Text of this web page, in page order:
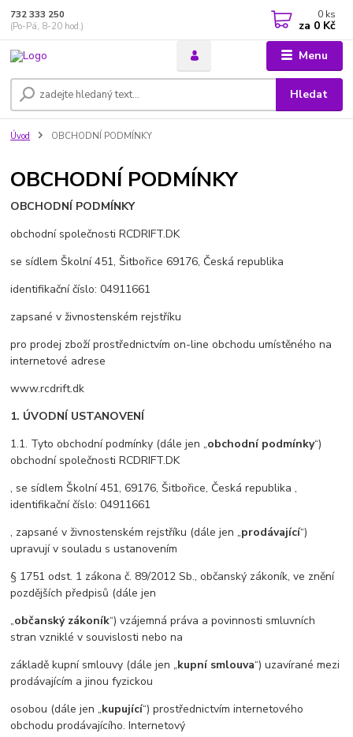
Menu
Hledat
732 333 250
(Po-Pá, 8-20 hod.)
0 ks
za 0 Kč
Úvod OBCHODNÍ PODMÍNKY
OBCHODNÍ PODMÍNKY
OBCHODNÍ PODMÍNKY
obchodní společnosti RCDRIFT.DK
se sídlem Školní 451, Šitbořice 69176, Česká republika
identifikační číslo: 04911661
zapsané v živnostenském rejstříku
pro prodej zboží prostřednictvím on-line obchodu umístěného na
internetové adrese
www.rcdrift.dk
1. ÚVODNÍ USTANOVENÍ
1.1. Tyto obchodní podmínky (dále jen „obchodní podmínky“)
obchodní společnosti RCDRIFT.DK
, se sídlem Školní 451, 69176, Šitbořice, Česká republika ,
identifikační číslo: 04911661
, zapsané v živnostenském rejstříku (dále jen „prodávající“)
upravují v souladu s ustanovením
§ 1751 odst. 1 zákona č. 89/2012 Sb., občanský zákoník, ve znění
pozdějších předpisů (dále jen
„občanský zákoník“) vzájemná práva a povinnosti smluvních
stran vzniklé v souvislosti nebo na
základě kupní smlouvy (dále jen „kupní smlouva“) uzavírané mezi
prodávajícím a jinou fyzickou
osobou (dále jen „kupující“) prostřednictvím internetového
obchodu prodávajícího. Internetový